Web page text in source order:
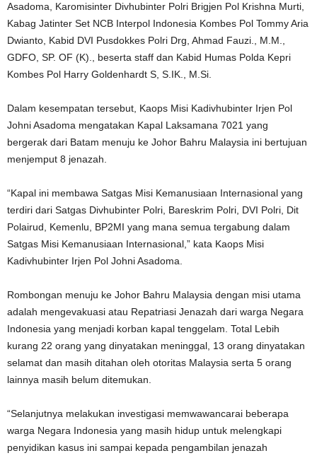
Asadoma, Karomisinter Divhubinter Polri Brigjen Pol Krishna Murti,
Kabag Jatinter Set NCB Interpol Indonesia Kombes Pol Tommy Aria
Dwianto, Kabid DVI Pusdokkes Polri Drg, Ahmad Fauzi., M.M.,
GDFO, SP. OF (K)., beserta staff dan Kabid Humas Polda Kepri
Kombes Pol Harry Goldenhardt S, S.IK., M.Si.
Dalam kesempatan tersebut, Kaops Misi Kadivhubinter Irjen Pol
Johni Asadoma mengatakan Kapal Laksamana 7021 yang
bergerak dari Batam menuju ke Johor Bahru Malaysia ini bertujuan
menjemput 8 jenazah.
“Kapal ini membawa Satgas Misi Kemanusiaan Internasional yang
terdiri dari Satgas Divhubinter Polri, Bareskrim Polri, DVI Polri, Dit
Polairud, Kemenlu, BP2MI yang mana semua tergabung dalam
Satgas Misi Kemanusiaan Internasional,” kata Kaops Misi
Kadivhubinter Irjen Pol Johni Asadoma.
Rombongan menuju ke Johor Bahru Malaysia dengan misi utama
adalah mengevakuasi atau Repatriasi Jenazah dari warga Negara
Indonesia yang menjadi korban kapal tenggelam. Total Lebih
kurang 22 orang yang dinyatakan meninggal, 13 orang dinyatakan
selamat dan masih ditahan oleh otoritas Malaysia serta 5 orang
lainnya masih belum ditemukan.
“Selanjutnya melakukan investigasi memwawancarai beberapa
warga Negara Indonesia yang masih hidup untuk melengkapi
penyidikan kasus ini sampai kepada pengambilan jenazah